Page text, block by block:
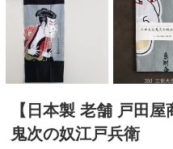
【日本製 老舗 戸田
鬼次の奴江戸兵衛